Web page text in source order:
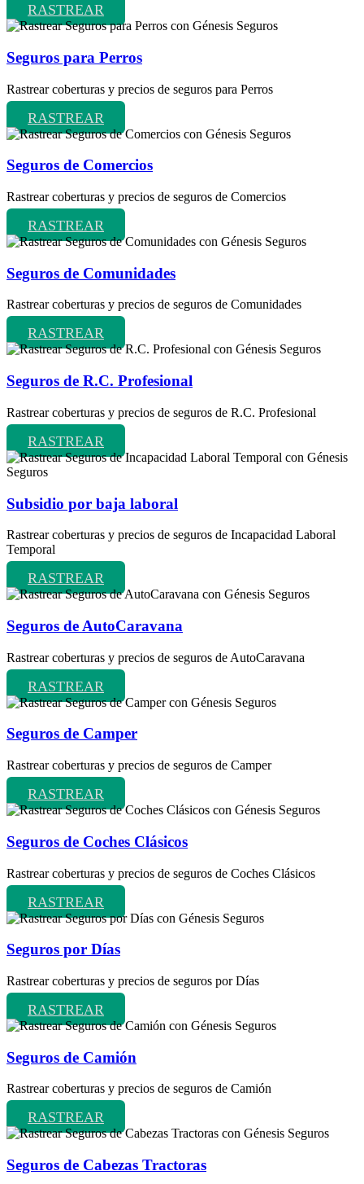
RASTREAR
Seguros para Perros
Rastrear coberturas y precios de seguros para Perros
RASTREAR
Seguros de Comercios
Rastrear coberturas y precios de seguros de Comercios
RASTREAR
Seguros de Comunidades
Rastrear coberturas y precios de seguros de Comunidades
RASTREAR
Seguros de R.C. Profesional
Rastrear coberturas y precios de seguros de R.C. Profesional
RASTREAR
Subsidio por baja laboral
Rastrear coberturas y precios de seguros de Incapacidad Laboral
Temporal
RASTREAR
Seguros de AutoCaravana
Rastrear coberturas y precios de seguros de AutoCaravana
RASTREAR
Seguros de Camper
Rastrear coberturas y precios de seguros de Camper
RASTREAR
Seguros de Coches Clásicos
Rastrear coberturas y precios de seguros de Coches Clásicos
RASTREAR
Seguros por Días
Rastrear coberturas y precios de seguros por Días
RASTREAR
Seguros de Camión
Rastrear coberturas y precios de seguros de Camión
RASTREAR
Seguros de Cabezas Tractoras